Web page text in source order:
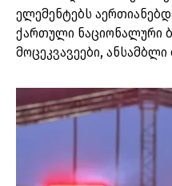
ელემენტებს
ქართული ნაციონალური
მოცეკვავეები, ანსამბლი